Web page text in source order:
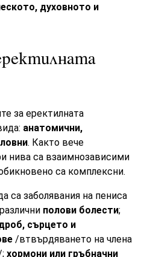
духовното и
за еректилната
анатомични,
. Както вече
нива са взаимнозависими
са комплексни.
са заболявания на пениса
полови болести;
сърцето и
/втвърдяването на члена
;хормони или гръбначни